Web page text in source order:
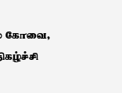
கோவை,